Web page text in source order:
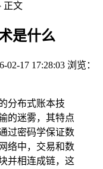
正文
是什么
02-17 17:28:03 浏览：
分布式账本技
的迷雾，其特点
过密码学保证数
络中，交易和数
并相连成链，这